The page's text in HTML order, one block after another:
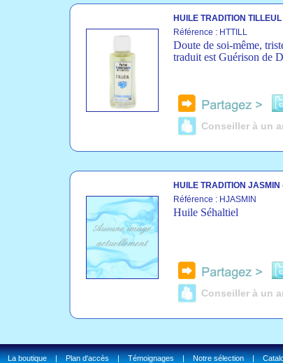
HUILE TRADITION
Référence : HTTILL
Doute de soi-même,
traduit est Guérison de
Conseiller à un
HUILE TRADITION
Référence : HJASMIN
Huile Séhaltiel
Conseiller à un
La boutique|Plan d'accès|Témoignages|Notre sélection|